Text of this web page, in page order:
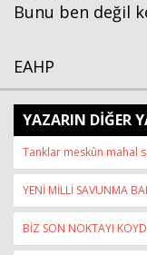
Bunu ben değil
EAHP
YAZARIN DİĞER
Tanklar meskûn mahal
YENİ MİLLİ SAVUNMA
BİZ SON NOKTAYI